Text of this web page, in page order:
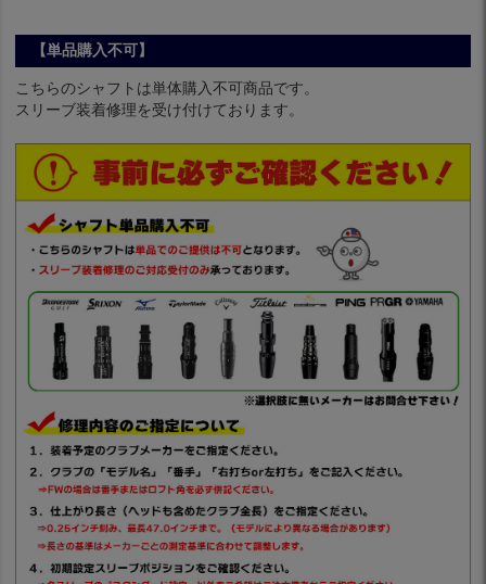
【単品購入不可】
こちらのシャフトは単体購入不可商品です。
スリーブ装着修理を受け付けております。